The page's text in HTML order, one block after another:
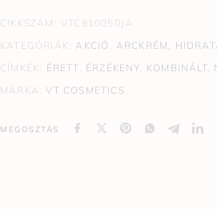
CIKKSZÁM: VTC910050JA
KATEGÓRIÁK:AKCIÓ , ARCKRÉM,
CÍMKÉK: ÉRETT, ÉRZÉKENY, KOMBINÁLT,
MÁRKA:VT COSMETICS
MEGOSZTÁS